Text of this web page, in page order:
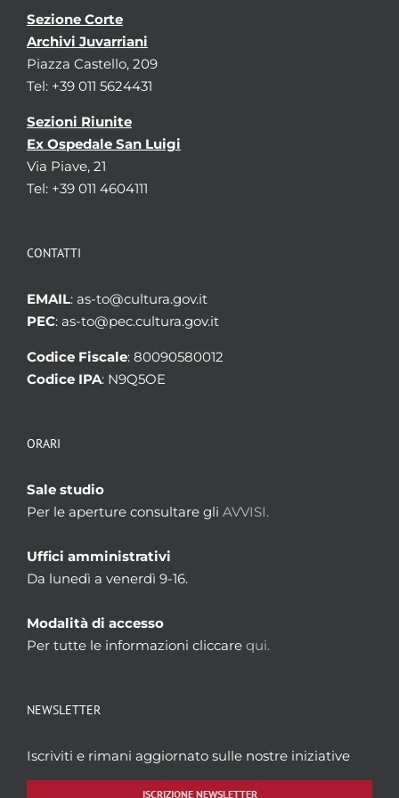
Sezione Corte
Archivi Juvarriani
Piazza Castello, 209
Tel: +39 011 5624431
Sezioni Riunite
Ex Ospedale San Luigi
Via Piave, 21
Tel: +39 011 4604111
CONTATTI
EMAIL: as-to@cultura.gov.it
PEC: as-to@pec.cultura.gov.it
Codice Fiscale: 80090580012
Codice IPA: N9Q5OE
ORARI
Sale studio
Per le aperture consultare gli AVVISI.
Uffici amministrativi
Da lunedì a venerdì 9-16.
Modalità di accesso
Per tutte le informazioni cliccare qui.
NEWSLETTER
Iscriviti e rimani aggiornato sulle nostre iniziative
ISCRIZIONE NEWSLETTER